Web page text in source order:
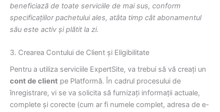
beneficiază de toate serviciile de mai sus, conform
specificațiilor pachetului ales, atâta timp cât abonamentul
său este activ și plătit la zi.
3. Crearea Contului de Client și Eligibilitate
Pentru a utiliza serviciile ExpertSite, va trebui să vă creați un
cont de client pe Platformă. În cadrul procesului de
înregistrare, vi se va solicita să furnizați informații actuale,
complete și corecte (cum ar fi numele complet, adresa de e-